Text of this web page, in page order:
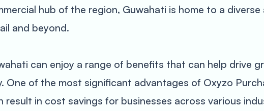
hub of the region, Guwahati is home to a diverse
and beyond.
can enjoy a range of benefits that can help drive
One of the most significant advantages of Oxyzo
in cost savings for businesses across various